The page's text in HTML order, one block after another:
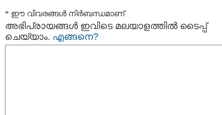
* ഈ വിവരങ്ങള്‍ നിര്‍ബന്ധമാണ്
അഭിപ്രായങ്ങള്‍ ഇവിടെ മലയാളത്തില്‍ ടൈപ്പ്
ചെയ്യാം. എങ്ങനെ?